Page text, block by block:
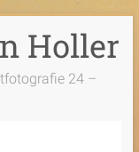
Holler
24 –